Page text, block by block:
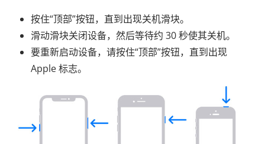
按住“顶部”按钮，直到出现关机滑块。
滑动滑块关闭设备，然后等待约 30 秒使其关机。
要重新启动设备，请按住“顶部”按钮，直到出现
Apple 标志。